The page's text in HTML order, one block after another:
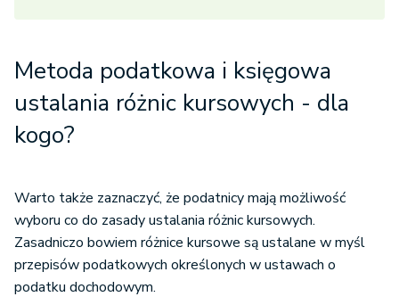
Metoda podatkowa i księgowa
ustalania różnic kursowych - dla
kogo?
Warto także zaznaczyć, że podatnicy mają możliwość
wyboru co do zasady ustalania różnic kursowych.
Zasadniczo bowiem różnice kursowe są ustalane w myśl
przepisów podatkowych określonych w ustawach o
podatku dochodowym.